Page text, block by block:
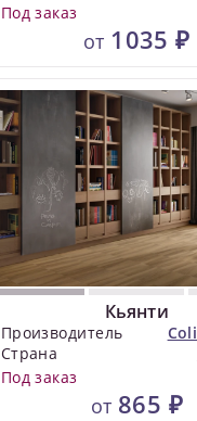
Под заказ
от 1035 ₽
Кьянти
Производитель
Страна
Под заказ
от 865 ₽